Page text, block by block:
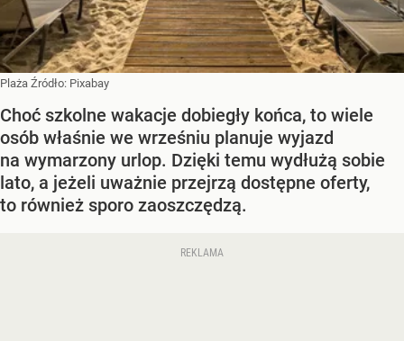
Plaża Źródło: Pixabay
Choć szkolne wakacje dobiegły końca, to wiele
osób właśnie we wrześniu planuje wyjazd
na wymarzony urlop. Dzięki temu wydłużą sobie
lato, a jeżeli uważnie przejrzą dostępne oferty,
to również sporo zaoszczędzą.